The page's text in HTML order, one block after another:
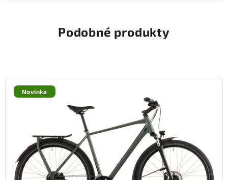
Podobné produkty
Novinka